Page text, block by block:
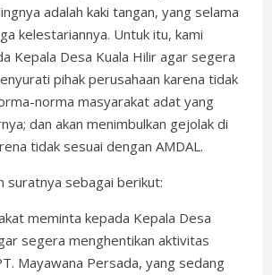
adalah kaki tangan, yang selama
kelestariannya. Untuk itu, kami
Kepala Desa Kuala Hilir agar segera
pihak perusahaan karena tidak
norma masyarakat adat yang
dan akan menimbulkan gejolak di
tidak sesuai dengan AMDAL.
suratnya sebagai berikut:
meminta kepada Kepala Desa
segera menghentikan aktivitas
Mayawana Persada, yang sedang